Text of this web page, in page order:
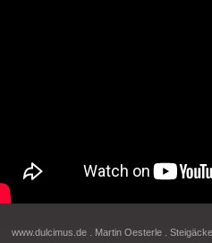
www.dulcimus.de . Martin Oesterle .